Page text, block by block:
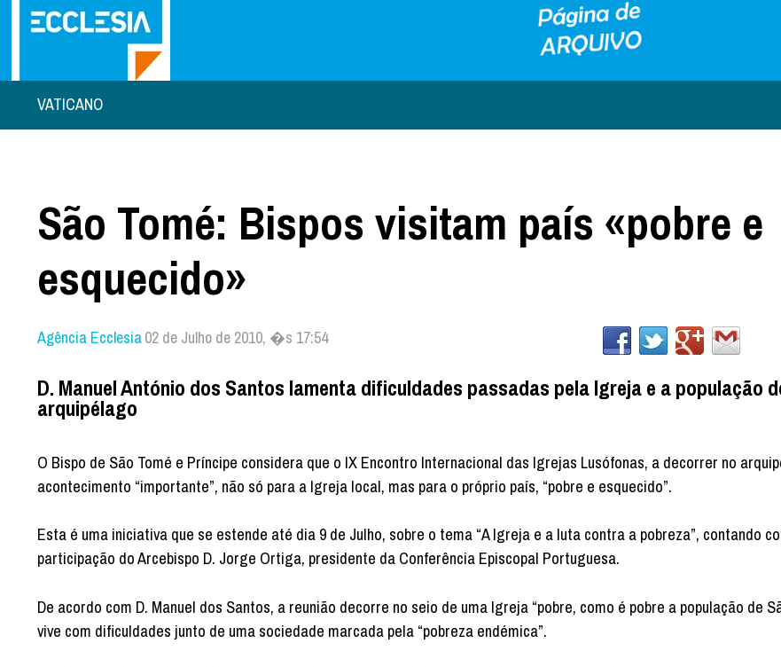
VATICANO
São Tomé: Bispos visitam país «pobre e
esquecido»
Agência Ecclesia02 de Julho de 2010, �s 17:54
D. Manuel António dos Santos lamenta dificuldades passadas pela Igreja e a população
arquipélago
O Bispo de São Tomé e Príncipe considera que o IX Encontro Internacional das Igrejas Lusófonas, a decorrer no
acontecimento “importante”, não só para a Igreja local, mas para o próprio país, “pobre e esquecido”.
Esta é uma iniciativa que se estende até dia 9 de Julho, sobre o tema “A Igreja e a luta contra a pobreza”, contando
participação do Arcebispo D. Jorge Ortiga, presidente da Conferência Episcopal Portuguesa.
De acordo com D. Manuel dos Santos, a reunião decorre no seio de uma Igreja “pobre, como é pobre a população de
vive com dificuldades junto de uma sociedade marcada pela “pobreza endémica”.